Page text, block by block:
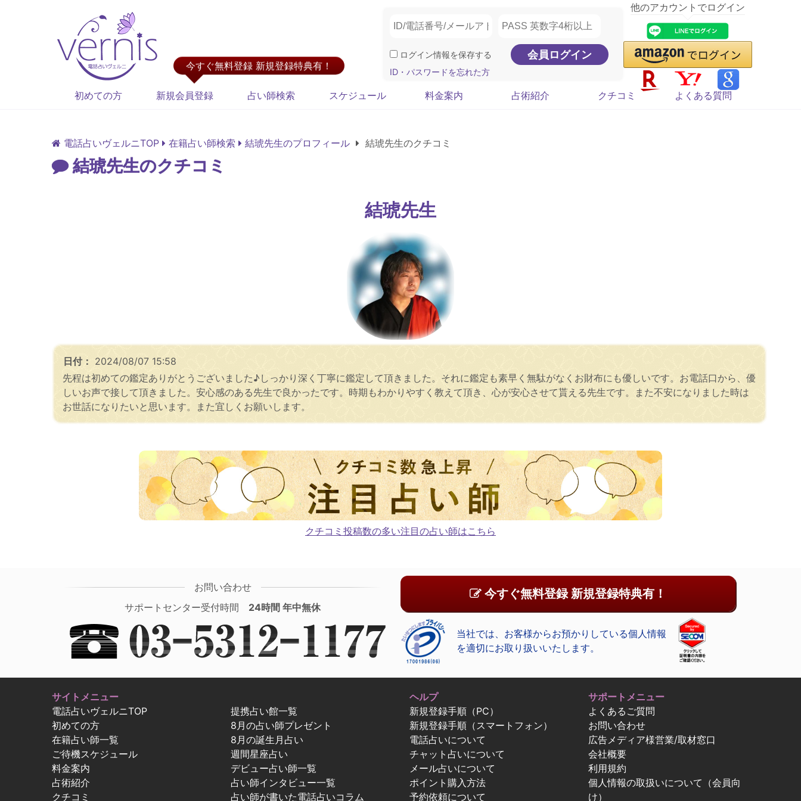
今すぐ無料登録 新規登録特典有！
ログイン情報を保存する
ID・パスワードを忘れた方
他のアカウントでログイン
初めての方 新規会員登録 占い師検索 スケジュール 料金案内 占術紹介 クチコミ よくある質問
電話占いヴェルニTOP 在籍占い師検索 結琥先生のプロフィール 結琥先生のクチコミ
結琥先生のクチコミ
結琥先生
日付： 2024/08/07 15:58
先程は初めての鑑定ありがとうございました♪しっかり深く丁寧に鑑定して頂きました。それに鑑定も素早く無駄がなくお財布にも優しいです。お電話口から、優
しいお声で接して頂きました。安心感のある先生で良かったです。時期もわかりやすく教えて頂き、心が安心させて貰える先生です。また不安になりました時は
お世話になりたいと思います。また宜しくお願いします。
クチコミ投稿数の多い注目の占い師はこちら
お問い合わせ
サポートセンター受付時間 24時間 年中無休
今すぐ無料登録 新規登録特典有！
当社では、お客様からお預かりしている個人情報
を適切にお取り扱いいたします。
サイトメニュー
電話占いヴェルニTOP
初めての方
在籍占い師一覧
ご待機スケジュール
料金案内
占術紹介
クチコミ
提携占い館一覧
8月の占い師プレゼント
8月の誕生月占い
週間星座占い
デビュー占い師一覧
占い師インタビュー一覧
占い師が書いた電話占いコラム
ヘルプ
新規登録手順（PC）
新規登録手順（スマートフォン）
電話占いについて
チャット占いについて
メール占いについて
ポイント購入方法
予約依頼について
サポートメニュー
よくあるご質問
お問い合わせ
広告メディア様営業/取材窓口
会社概要
利用規約
個人情報の取扱いについて（会員向
け）